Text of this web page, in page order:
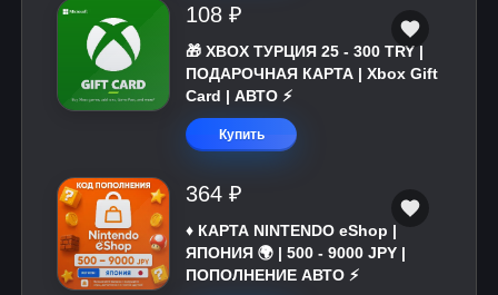
108 ₽
🎁 XBOX ТУРЦИЯ 25 - 300 TRY |
ПОДАРОЧНАЯ КАРТА | Xbox Gift
Card | АВТО ⚡
Купить
364 ₽
♦️ КАРТА NINTENDO eShop |
ЯПОНИЯ 🌍 | 500 - 9000 JPY |
ПОПОЛНЕНИЕ АВТО ⚡